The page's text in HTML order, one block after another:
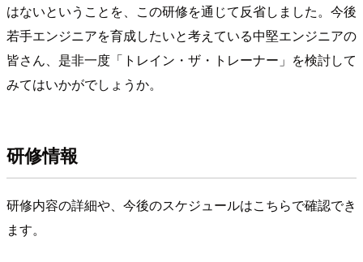
はないということを、この研修を通じて反省しました。今後
若手エンジニアを育成したいと考えている中堅エンジニアの
皆さん、是非一度「トレイン・ザ・トレーナー」を検討して
みてはいかがでしょうか。
研修情報
研修内容の詳細や、今後のスケジュールはこちらで確認でき
ます。